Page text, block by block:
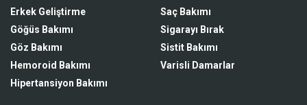
Erkek Geliştirme
Göğüs Bakımı
Göz Bakımı
Hemoroid Bakımı
Hipertansiyon Bakımı
Saç Bakımı
Sigarayı Bırak
Sistit Bakımı
Varisli Damarlar